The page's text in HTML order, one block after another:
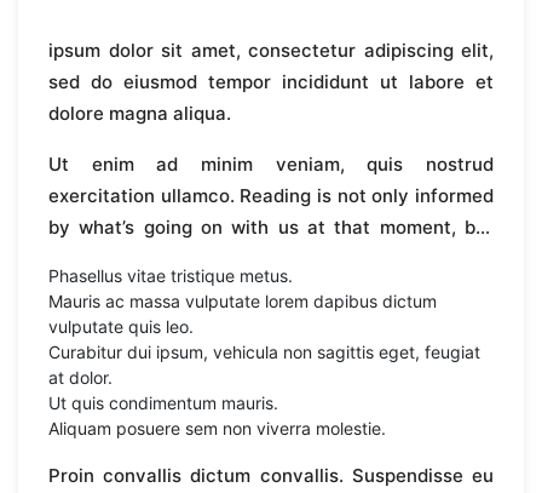
ipsum dolor sit amet, consectetur adipiscing elit,
sed do eiusmod tempor incididunt ut labore et
dolore magna aliqua.
Ut enim ad minim veniam, quis nostrud
exercitation ullamco. Reading is not only informed
by what’s going on with us at that moment, but
process information. What you see and what
you’re experiencing as you read these words is
quite different.ipsum dolor sit amet, consectetur
adipiscing elit, sed do eiusmod tempor incididunt
ut labore et dolore magna aliqua. Ut enim ad minim
Reading is not only informed by what’s going on
Phasellus vitae tristique metus.
Mauris ac massa vulputate lorem dapibus dictum
vulputate quis leo.
Curabitur dui ipsum, vehicula non sagittis eget, feugiat
at dolor.
Ut quis condimentum mauris.
Aliquam posuere sem non viverra molestie.
Proin convallis dictum convallis. Suspendisse eu